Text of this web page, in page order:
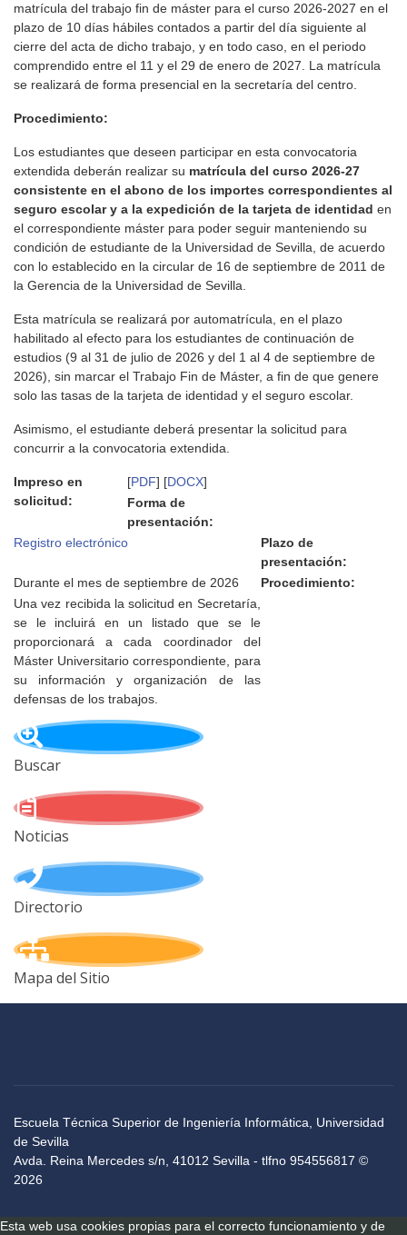
matrícula del trabajo fin de máster para el curso 2026-2027 en el
plazo de 10 días hábiles contados a partir del día siguiente al
cierre del acta de dicho trabajo, y en todo caso, en el periodo
comprendido entre el 11 y el 29 de enero de 2027. La matrícula
se realizará de forma presencial en la secretaría del centro.
Procedimiento:
Los estudiantes que deseen participar en esta convocatoria
extendida deberán realizar su matrícula del curso 2026-27
consistente en el abono de los importes correspondientes al
seguro escolar y a la expedición de la tarjeta de identidad en
el correspondiente máster para poder seguir manteniendo su
condición de estudiante de la Universidad de Sevilla, de acuerdo
con lo establecido en la circular de 16 de septiembre de 2011 de
la Gerencia de la Universidad de Sevilla.
Esta matrícula se realizará por automatrícula, en el plazo
habilitado al efecto para los estudiantes de continuación de
estudios (9 al 31 de julio de 2026 y del 1 al 4 de septiembre de
2026), sin marcar el Trabajo Fin de Máster, a fin de que genere
solo las tasas de la tarjeta de identidad y el seguro escolar.
Asimismo, el estudiante deberá presentar la solicitud para
concurrir a la convocatoria extendida.
Impreso en
solicitud:
[PDF] [DOCX]
Forma de
presentación:
Registro electrónico
Plazo de
presentación:
Durante el mes de septiembre de 2026
Procedimiento:
Una vez recibida la solicitud en Secretaría,
se le incluirá en un listado que se le
proporcionará a cada coordinador del
Máster Universitario correspondiente, para
su información y organización de las
defensas de los trabajos.
Buscar
Noticias
Directorio
Mapa del Sitio
Escuela Técnica Superior de Ingeniería Informática, Universidad
de Sevilla
Avda. Reina Mercedes s/n, 41012 Sevilla - tlfno 954556817 ©
2026
Esta web usa cookies propias para el correcto funcionamiento y de